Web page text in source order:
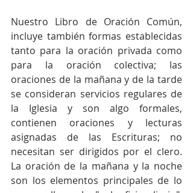
Nuestro Libro de Oración Común,
incluye también formas establecidas
tanto para la oración privada como
para la oración colectiva; las
oraciones de la mañana y de la tarde
se consideran servicios regulares de
la Iglesia y son algo formales,
contienen oraciones y lecturas
asignadas de las Escrituras; no
necesitan ser dirigidos por el clero.
La oración de la mañana y la noche
son los elementos principales de lo